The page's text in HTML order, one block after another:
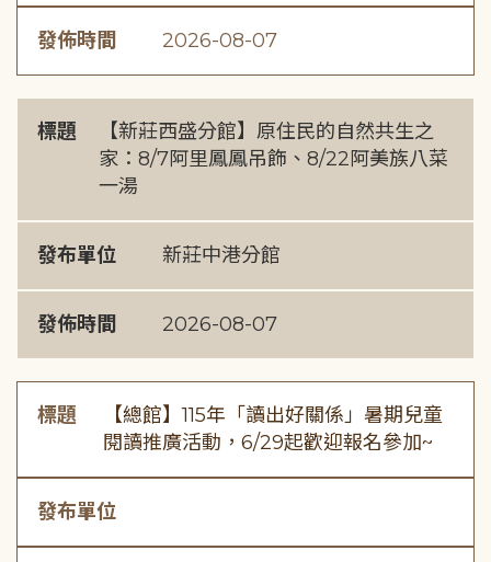
發佈時間 2026-08-07
標題
【新莊西盛分館】原住民的自然共生之
家：8/7阿里鳳鳳吊飾、8/22阿美族八菜
一湯
發布單位 新莊中港分館
發佈時間 2026-08-07
標題
【總館】115年「讀出好關係」暑期兒童
閱讀推廣活動，6/29起歡迎報名參加~
發布單位